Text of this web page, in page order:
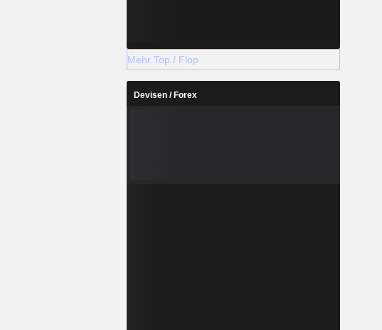
Mehr Top / Flop
Devisen / Forex